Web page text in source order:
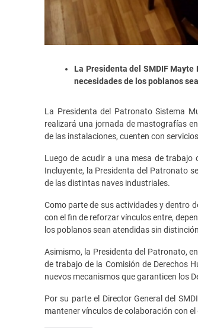
La Presidenta del SMDIF
necesidades de los poblanos
La Presidenta del Patronato Sistema
realizará una jornada de mastografías
de las instalaciones, cuenten con
Luego de acudir a una mesa de trabajo
Incluyente, la Presidenta del Patronato
de las distintas naves industriales.
Como parte de sus actividades y dentro
con el fin de reforzar vínculos entre,
los poblanos sean atendidas sin
Asimismo, la Presidenta del Patronato,
de trabajo de la Comisión de Derechos
nuevos mecanismos que garanticen los
Por su parte el Director General del
mantener vínculos de colaboración con